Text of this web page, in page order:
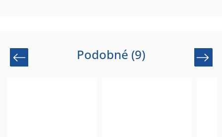
Podobné (9)
Previous Next